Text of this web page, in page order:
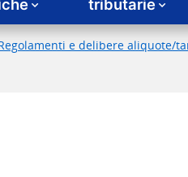
tributarie
e delibere aliquote/